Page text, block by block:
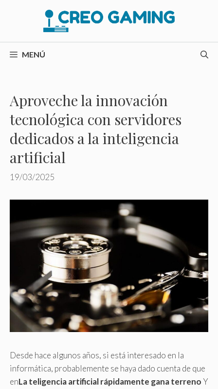
MENÚ
Aproveche la innovación
tecnológica con servidores
dedicados a la inteligencia
artificial
19/03/2025
Desde hace algunos años, si está interesado en la
informática, probablemente se haya dado cuenta de que
enLa teligencia artificial rápidamente gana terreno Y